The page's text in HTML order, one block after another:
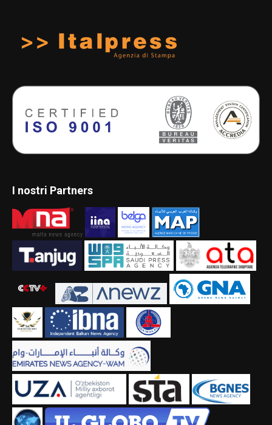
I nostri Partners